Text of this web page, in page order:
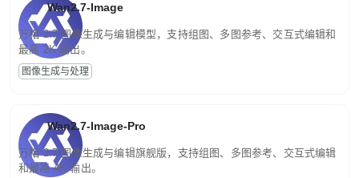
Wan2.7-Image
万相 2.7 图像生成与编辑模型，支持组图、多图参考、交互式编辑和
最高 2K 输出。
图像生成与处理
Wan2.7-Image-Pro
万相 2.7 图像生成与编辑旗舰版，支持组图、多图参考、交互式编辑
和最高 4K 输出。